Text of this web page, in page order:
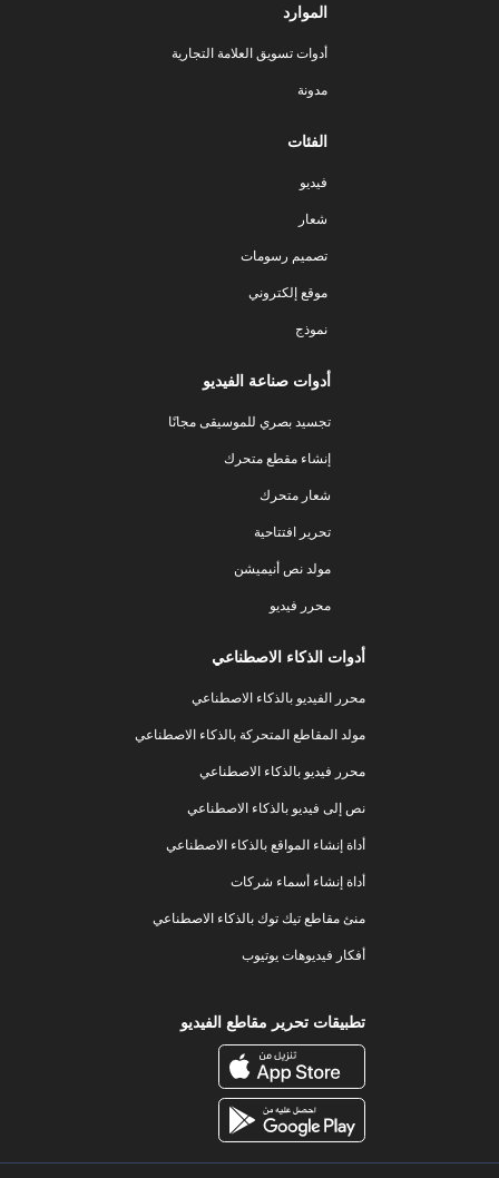
الموارد
أدوات تسويق العلامة التجارية
مدونة
الفئات
فيديو
شعار
تصميم رسومات
موقع إلكتروني
نموذج
أدوات صناعة الفيديو
تجسيد بصري للموسيقى مجانًا
إنشاء مقطع متحرك
شعار متحرك
تحرير افتتاحية
مولد نص أنيميشن
محرر فيديو
أدوات الذكاء الاصطناعي
محرر الفيديو بالذكاء الاصطناعي
مولد المقاطع المتحركة بالذكاء الاصطناعي
محرر فيديو بالذكاء الاصطناعي
نص إلى فيديو بالذكاء الاصطناعي
أداة إنشاء المواقع بالذكاء الاصطناعي
أداة إنشاء أسماء شركات
منئ مقاطع تيك توك بالذكاء الاصطناعي
أفكار فيديوهات يوتيوب
تطبيقات تحرير مقاطع الفيديو